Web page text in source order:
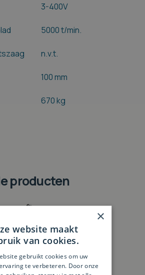
3-400V
5000 t/min.
n.v.t.
100 mm
670 kg
producten
×
website maakt
van cookies.
gebruikt cookies om uw
te verbeteren. Door onze